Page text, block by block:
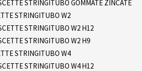
STRINGITUBO GOMMATE ZINCATE
STRINGITUBO W2
STRINGITUBO W2 H12
STRINGITUBO W2 H9
STRINGITUBO W4
STRINGITUBO W4 H12